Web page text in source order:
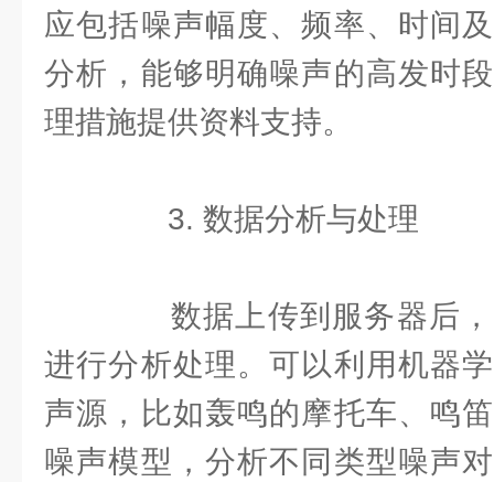
应包括噪声幅度、频率、时间
分析，能够明确噪声的高发时
理措施提供资料支持。
3. 数据分析与处理
数据上传到服务器后，
进行分析处理。可以利用机器
声源，比如轰鸣的摩托车、鸣
噪声模型，分析不同类型噪声